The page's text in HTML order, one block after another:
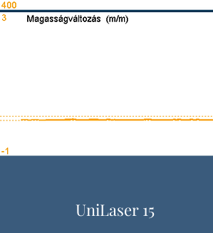
UniLaser 15